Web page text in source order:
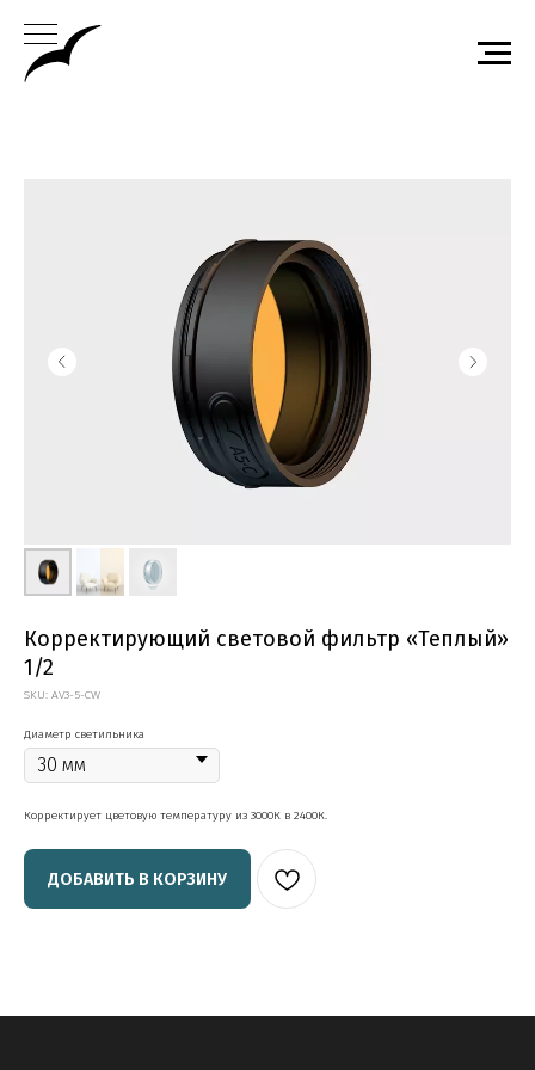
Корректирующий световой фильтр «Теплый»
1/2
SKU: AV3-5-CW
Диаметр светильника
Корректирует цветовую температуру из 3000К в 2400К.
ДОБАВИТЬ В КОРЗИНУ